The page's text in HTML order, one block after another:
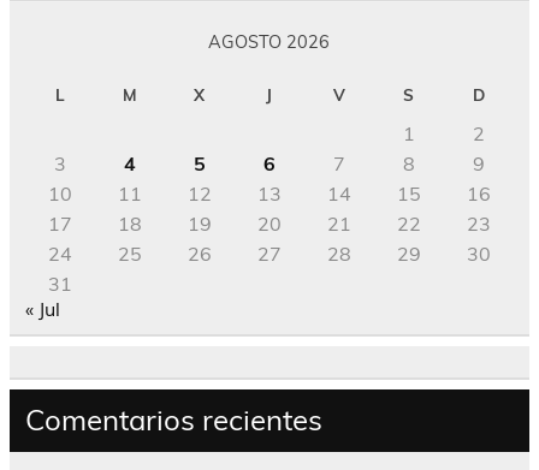
AGOSTO 2026
L M X J V S D
1
2
3
4 5 6 7 8
9
10
11 12 13 14 15
16
17
18 19 20 21 22
23
24
25 26 27 28 29
30
31
« Jul
Comentarios recientes